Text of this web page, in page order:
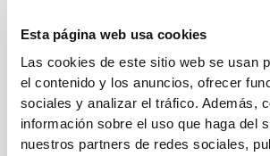
Esta página web usa cookies
Las cookies de este sitio web se usan
el contenido y los anuncios, ofrecer
sociales y analizar el tráfico. Además,
información sobre el uso que haga del
nuestros partners de redes sociales,